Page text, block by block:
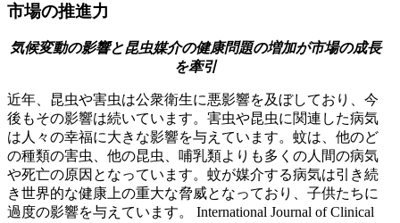
市場の推進力
気候変動の影響と昆虫媒介の健康問題の増加が市場の成長
を牽引
近年、昆虫や害虫は公衆衛生に悪影響を及ぼしており、今
後もその影響は続いています。害虫や昆虫に関連した病気
は人々の幸福に大きな影響を与えています。蚊は、他のど
の種類の害虫、他の昆虫、哺乳類よりも多くの人間の病気
や死亡の原因となっています。蚊が媒介する病気は引き続
き世界的な健康上の重大な脅威となっており、子供たちに
過度の影響を与えています。 International Journal of Clinical